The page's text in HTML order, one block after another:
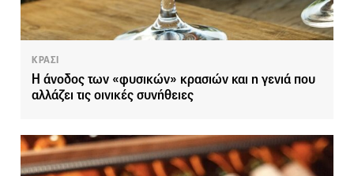
ΚΡΑΣΙ
Η άνοδος των «φυσικών» κρασιών και η γενιά που
αλλάζει τις οινικές συνήθειες